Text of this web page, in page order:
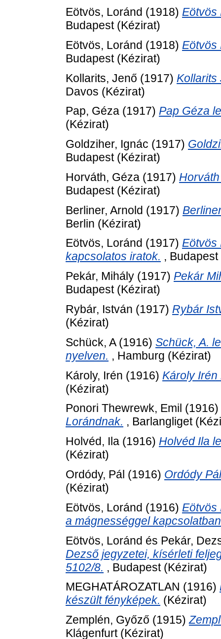
Eötvös, Loránd (1918) Eötvös
Budapest (Kézirat)
Eötvös, Loránd (1918) Eötvös
Budapest (Kézirat)
Kollarits, Jenő (1917) Kollarits
Davos (Kézirat)
Pap, Géza (1917) Pap Géza
(Kézirat)
Goldziher, Ignác (1917)
Budapest (Kézirat)
Horváth, Géza (1917)
Budapest (Kézirat)
Berliner, Arnold (1917)
Berlin (Kézirat)
Eötvös, Loránd (1917) Eötvös
kapcsolatos iratok. ,
Pekár, Mihály (1917) Pekár
Budapest (Kézirat)
Rybár, István (1917) Rybár
(Kézirat)
Schück, A(1916) Schück, A.
nyelven. , Hamburg (Kézirat)
Károly, Irén (1916) Károly
(Kézirat)
Ponori Thewrewk, Emil (1916)
Lorándnak. , Barlangliget
Holvéd, Ila (1916) Holvéd Ila
(Kézirat)
Ordódy, Pál (1916) Ordódy
(Kézirat)
Eötvös, Loránd (1916) Eötvös
a mágnességgel
Eötvös, Loránd és Pekár,
Dezső jegyzetei, kísérleti
5102/8. , Budapest (Kézirat)
MEGHATÁROZATLAN (1916)
készült fényképek. (Kézirat)
Zemplén, Győző (1915)
Klágenfurt (Kézirat)